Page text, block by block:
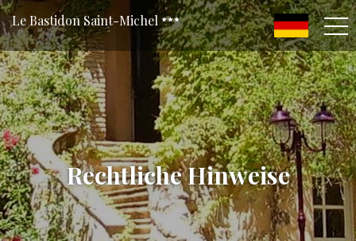
Le Bastidon Saint-Michel
Rechtliche Hinweise